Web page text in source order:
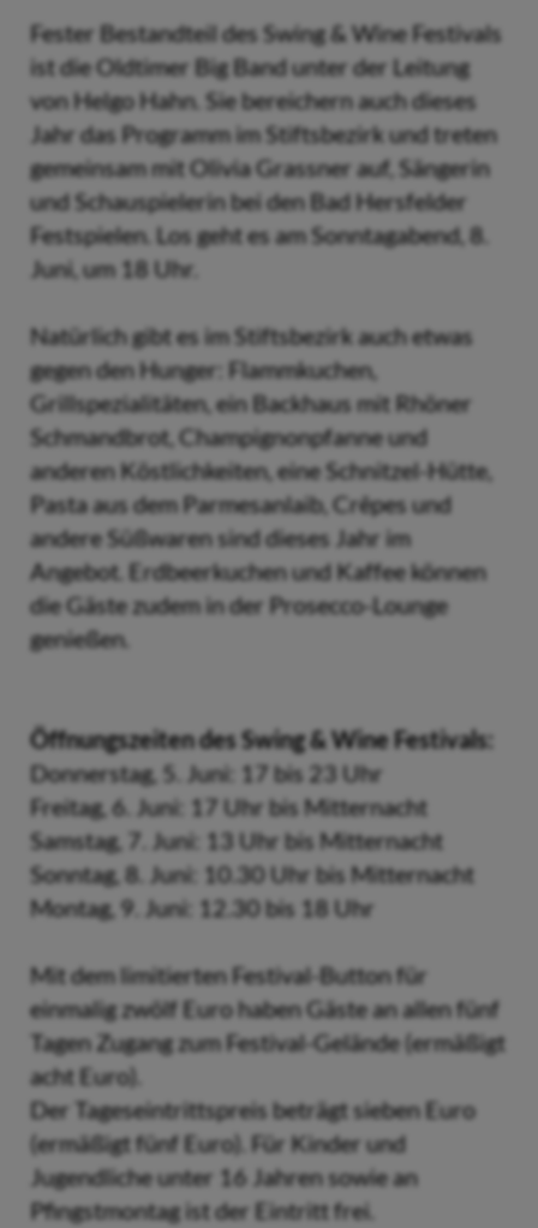
Fester Bestandteil des Swing & Wine Festivals
ist die Oldtimer Big Band unter der Leitung
von Helgo Hahn. Sie bereichern auch dieses
Jahr das Programm im Stiftsbezirk und treten
gemeinsam mit Olivia Grassner auf, Sängerin
und Schauspielerin bei den Bad Hersfelder
Festspielen. Los geht es am Sonntagabend, 8.
Juni, um 18 Uhr.
Natürlich gibt es im Stiftsbezirk auch etwas
gegen den Hunger: Flammkuchen,
Grillspezialitäten, ein Backhaus mit Rhöner
Schmandbrot, Champignonpfanne und
anderen Köstlichkeiten, eine Schnitzel-Hütte,
Pasta aus dem Parmesanlaib, Crêpes und
andere Süßwaren sind dieses Jahr im
Angebot. Erdbeerkuchen und Kaffee können
die Gäste zudem in der Prosecco-Lounge
genießen.
Öffnungszeiten des Swing & Wine Festivals:
Donnerstag, 5. Juni: 17 bis 23 Uhr
Freitag, 6. Juni: 17 Uhr bis Mitternacht
Samstag, 7. Juni: 13 Uhr bis Mitternacht
Sonntag, 8. Juni: 10.30 Uhr bis Mitternacht
Montag, 9. Juni: 12.30 bis 18 Uhr
Mit dem limitierten Festival-Button für
einmalig zwölf Euro haben Gäste an allen fünf
Tagen Zugang zum Festival-Gelände (ermäßigt
acht Euro).
Der Tageseintrittspreis beträgt sieben Euro
(ermäßigt fünf Euro). Für Kinder und
Jugendliche unter 16 Jahren sowie an
Pfingstmontag ist der Eintritt frei.